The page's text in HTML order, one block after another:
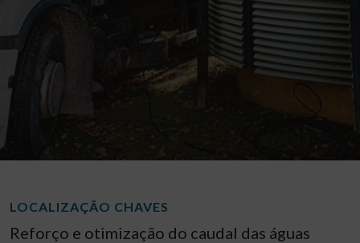
LOCALIZAÇÃO CHAVES
Reforço e otimização do caudal das águas